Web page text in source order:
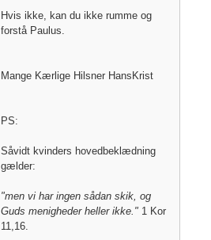
Hvis ikke, kan du ikke rumme og
forstå Paulus.
Mange Kærlige Hilsner HansKrist
PS:
Såvidt kvinders hovedbeklædning
gælder:
"men vi har ingen sådan skik, og
Guds menigheder heller ikke." 1 Kor
11,16.